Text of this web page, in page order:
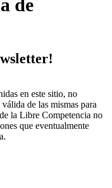
de
en este sitio, no
de las mismas para
la Libre Competencia no
que eventualmente